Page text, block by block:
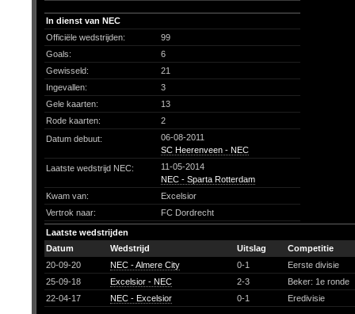
In dienst van NEC
Officiële wedstrijden:
99
Goals:
6
Gewisseld:
21
Ingevallen:
3
Gele kaarten:
13
Rode kaarten:
2
Datum debuut:
06-08-2011
SC Heerenveen - NEC
Laatste wedstrijd NEC:
11-05-2014
NEC - Sparta Rotterdam
Kwam van:
Excelsior
Vertrok naar:
FC Dordrecht
Laatste wedstrijden
Datum
Wedstrijd Uitslag
Competitie
20-09-20
NEC - Almere City 0-1
Eerste divisie
25-09-18
Excelsior - NEC 2-3
Beker: 1e ronde
22-04-17
NEC - Excelsior 0-1 Eredivisie